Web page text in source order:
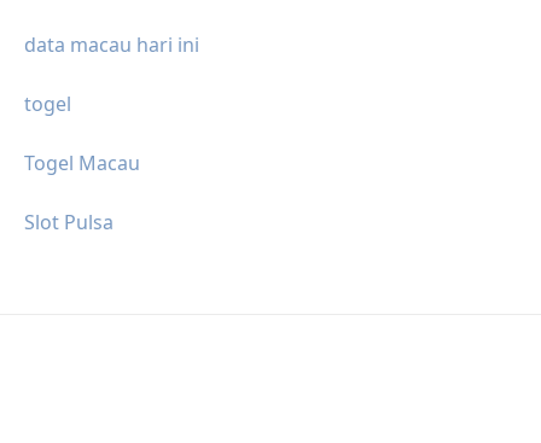
data macau hari ini
togel
Togel Macau
Slot Pulsa